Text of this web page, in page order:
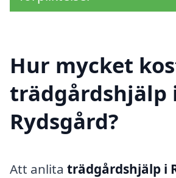
Hur mycket
trädgårdshjälp
Rydsgård?
Att anlita trädgårdshjälp i